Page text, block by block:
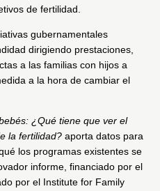
de fertilidad.
gubernamentales
dirigiendo prestaciones,
a las familias con hijos a
a la hora de cambiar el
¿Qué tiene que ver el
la fertilidad? aporta datos para
los programas existentes se
informe, financiado por el
por el Institute for Family